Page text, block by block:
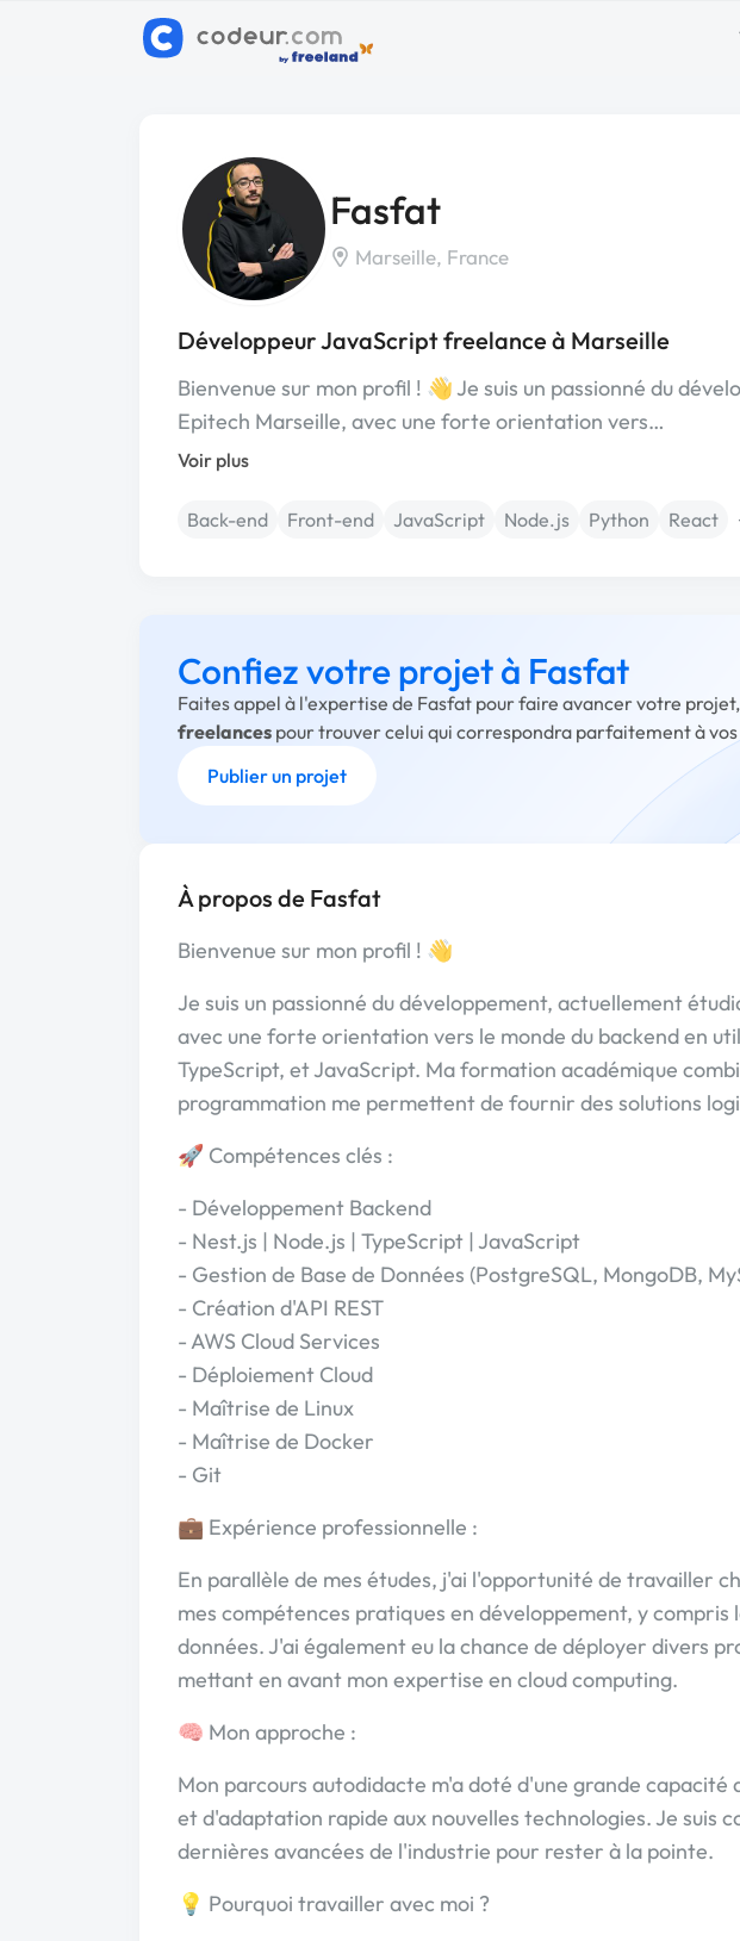
Fasfat
Marseille, France
Développeur JavaScript freelance à Marseille
Bienvenue sur mon profil ! 👋 Je suis un passionné du
Epitech Marseille, avec une forte orientation vers…
Voir plus
Back-end Front-end JavaScript Node.js Python React
Confiez votre projet à Fasfat
Faites appel à l'expertise de Fasfat pour faire avancer votre
freelances pour trouver celui qui correspondra parfaitement à vos
Publier un projet
À propos de Fasfat
Bienvenue sur mon profil ! 👋
Je suis un passionné du développement, actuellement
avec une forte orientation vers le monde du backend en
TypeScript, et JavaScript. Ma formation académique
programmation me permettent de fournir des solutions
🚀 Compétences clés :
- Développement Backend
- Nest.js | Node.js | TypeScript | JavaScript
- Gestion de Base de Données (PostgreSQL, MongoDB,
- Création d'API REST
- AWS Cloud Services
- Déploiement Cloud
- Maîtrise de Linux
- Maîtrise de Docker
- Git
💼 Expérience professionnelle :
En parallèle de mes études, j'ai l'opportunité de travailler
mes compétences pratiques en développement, y compris
données. J'ai également eu la chance de déployer divers
mettant en avant mon expertise en cloud computing.
🧠 Mon approche :
Mon parcours autodidacte m'a doté d'une grande capacité
et d'adaptation rapide aux nouvelles technologies. Je suis
dernières avancées de l'industrie pour rester à la pointe.
💡 Pourquoi travailler avec moi ?